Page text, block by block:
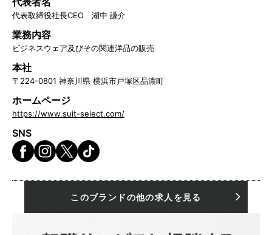
代表取締役社長CEO 湖中 謙介
業務内容
ビジネスウェア及びその関連洋品の販売
本社
〒224-0801 神奈川県 横浜市戸塚区品濃町
ホームページ
https://www.suit-select.com/
SNS
このブランドの他の求人を見る